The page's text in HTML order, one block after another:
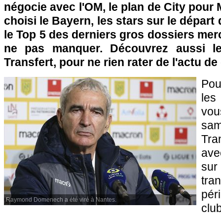
négocie avec l'OM, le plan de City pour
choisi le Bayern, les stars sur le
le Top 5 des derniers gros dossiers
ne pas manquer. Découvrez aussi
Transfert, pour ne rien rater de l'actu
Raymond Domenech a été viré à Nantes.
les